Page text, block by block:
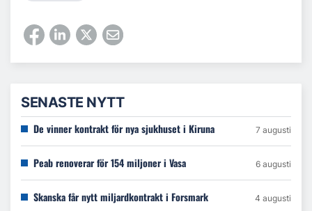
SENASTE NYTT
De vinner kontrakt för nya sjukhuset i Kiruna 7 augusti
Peab renoverar för 154 miljoner i Vasa 6 augusti
Skanska får nytt miljardkontrakt i Forsmark 4 augusti